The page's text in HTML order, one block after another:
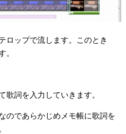
ロップで流します。このとき
。
歌詞を入力していきます。
のであらかじめメモ帳に歌詞を